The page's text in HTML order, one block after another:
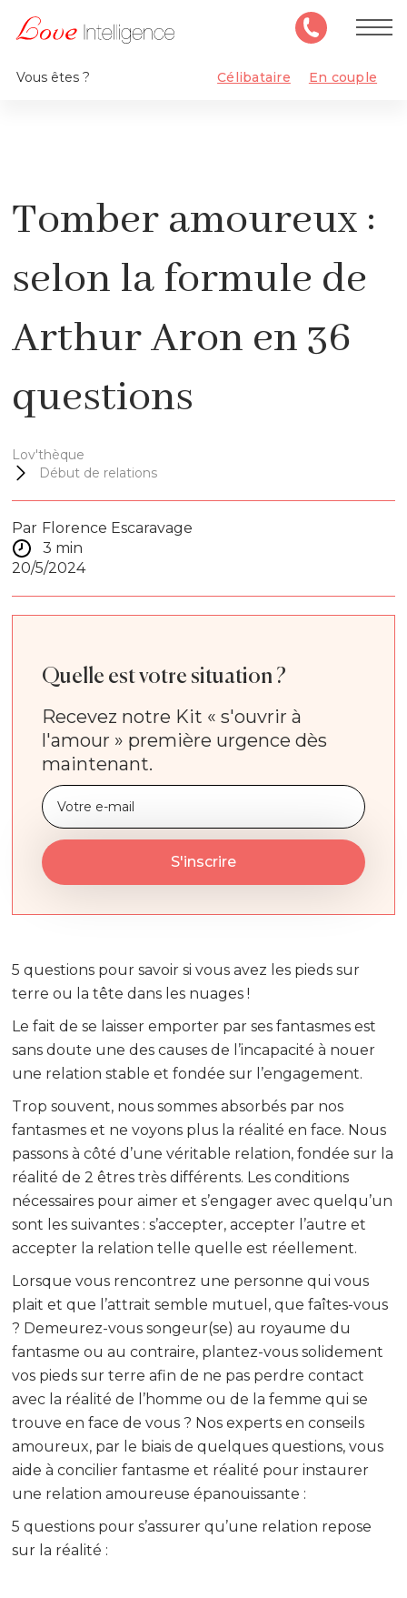
Vous êtes ? Célibataire En couple
Tomber amoureux :
selon la formule de
Arthur Aron en 36
questions
Lov'thèque
Début de relations
Par Florence Escaravage
3 min
20/5/2024
Quelle est votre situation ?
Recevez notre Kit « s'ouvrir à
l'amour » première urgence dès
maintenant.
5 questions pour savoir si vous avez les pieds sur
terre ou la tête dans les nuages !
Le fait de se laisser emporter par ses fantasmes est
sans doute une des causes de l’incapacité à nouer
une relation stable et fondée sur l’engagement.
Trop souvent, nous sommes absorbés par nos
fantasmes et ne voyons plus la réalité en face. Nous
passons à côté d’une véritable relation, fondée sur la
réalité de 2 êtres très différents. Les conditions
nécessaires pour aimer et s’engager avec quelqu’un
sont les suivantes : s’accepter, accepter l’autre et
accepter la relation telle quelle est réellement.
Lorsque vous rencontrez une personne qui vous
plait et que l’attrait semble mutuel, que faîtes-vous
? Demeurez-vous songeur(se) au royaume du
fantasme ou au contraire, plantez-vous solidement
vos pieds sur terre afin de ne pas perdre contact
avec la réalité de l’homme ou de la femme qui se
trouve en face de vous ? Nos experts en conseils
amoureux, par le biais de quelques questions, vous
aide à concilier fantasme et réalité pour instaurer
une relation amoureuse épanouissante :
5 questions pour s’assurer qu’une relation repose
sur la réalité :